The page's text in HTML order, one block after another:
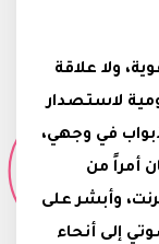
ولا علاقة
لاستصدار
في وجهي،
أمراً من
وأبشر على
إلى أنحاء